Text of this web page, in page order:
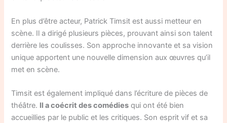
En plus d’être acteur, Patrick Timsit est aussi metteur en
scène. Il a dirigé plusieurs pièces, prouvant ainsi son talent
derrière les coulisses. Son approche innovante et sa vision
unique apportent une nouvelle dimension aux œuvres qu’il
met en scène.
Timsit est également impliqué dans l’écriture de pièces de
théâtre. Il a coécrit des comédies qui ont été bien
accueillies par le public et les critiques. Son esprit vif et sa